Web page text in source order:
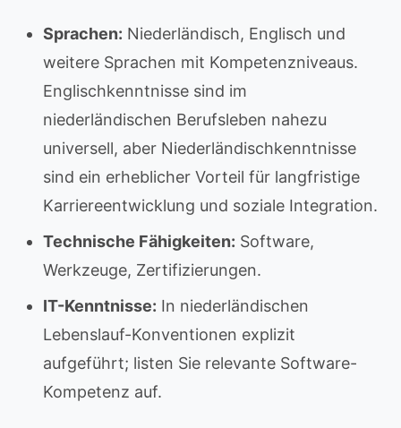
Sprachen: Niederländisch, Englisch und
weitere Sprachen mit Kompetenzniveaus.
Englischkenntnisse sind im
niederländischen Berufsleben nahezu
universell, aber Niederländischkenntnisse
sind ein erheblicher Vorteil für langfristige
Karriereentwicklung und soziale Integration.
Technische Fähigkeiten: Software,
Werkzeuge, Zertifizierungen.
IT-Kenntnisse: In niederländischen
Lebenslauf-Konventionen explizit
aufgeführt; listen Sie relevante Software-
Kompetenz auf.